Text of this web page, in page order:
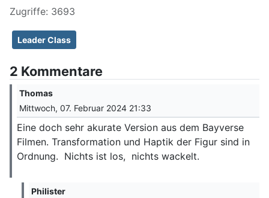
Zugriffe: 3693
Leader Class
2 Kommentare
Thomas
Mittwoch, 07. Februar 2024 21:33
Eine doch sehr akurate Version aus dem Bayverse
Filmen. Transformation und Haptik der Figur sind in
Ordnung. Nichts ist los, nichts wackelt.
Philister